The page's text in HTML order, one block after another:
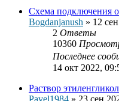
Схема подключения
Bogdanjanush » 12
2 Ответы
10360
Последнее
14 окт 2022,
Раствор